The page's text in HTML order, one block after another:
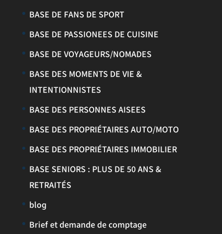
BASE DE FANS DE SPORT
BASE DE PASSIONEES DE CUISINE
BASE DE VOYAGEURS/NOMADES
BASE DES MOMENTS DE VIE &
INTENTIONNISTES
BASE DES PERSONNES AISEES
BASE DES PROPRIÉTAIRES AUTO/MOTO
BASE DES PROPRIÉTAIRES IMMOBILIER
BASE SENIORS : PLUS DE 50 ANS &
RETRAITÉS
blog
Brief et demande de comptage